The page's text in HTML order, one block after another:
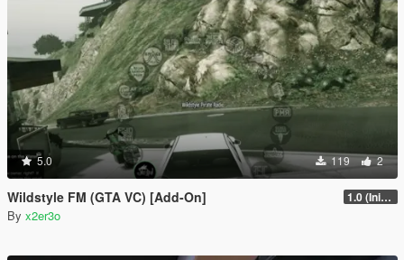
5.0 119 2
Wildstyle FM (GTA VC) [Add-On] 1.0 (Initial Release)
By x2er3o